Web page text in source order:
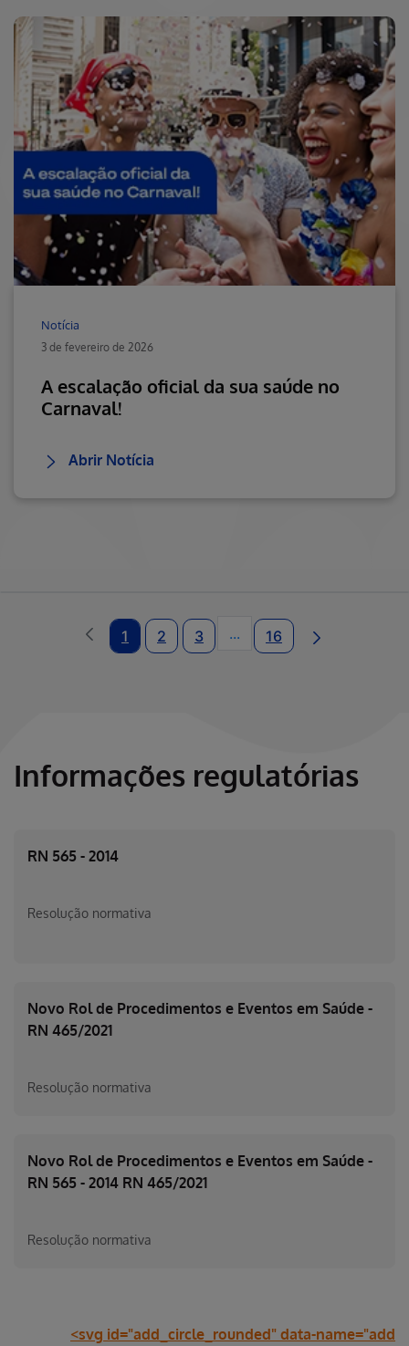
Notícia
3 de fevereiro de 2026
A escalação oficial da sua saúde no
Carnaval!
Abrir Notícia
1 2 3 ...Páginas intermediárias
16
Informações regulatórias
RN 565 - 2014
Resolução normativa
Novo Rol de Procedimentos e Eventos em Saúde -
RN 465/2021
Resolução normativa
Novo Rol de Procedimentos e Eventos em Saúde -
RN 565 - 2014 RN 465/2021
Resolução normativa
<svg id="add_circle_rounded" data-name="add